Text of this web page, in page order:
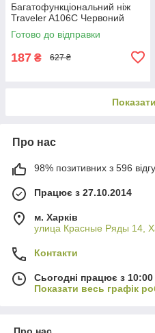
Багатофункціональний ніж
Traveler A106C Червоний
Готово до відправки
187 ₴ 627 ₴
Про нас
98% позитивних з 596
Працює з 27.10.2014
м. Харків
улица Красные Ряды 14,
Контакти
Сьогодні працює з
Показати весь графік